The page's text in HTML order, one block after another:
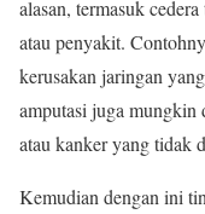
alasan, termasuk
atau penyakit.
kerusakan jaringan
amputasi juga
atau kanker yang tidak
Kemudian dengan ini